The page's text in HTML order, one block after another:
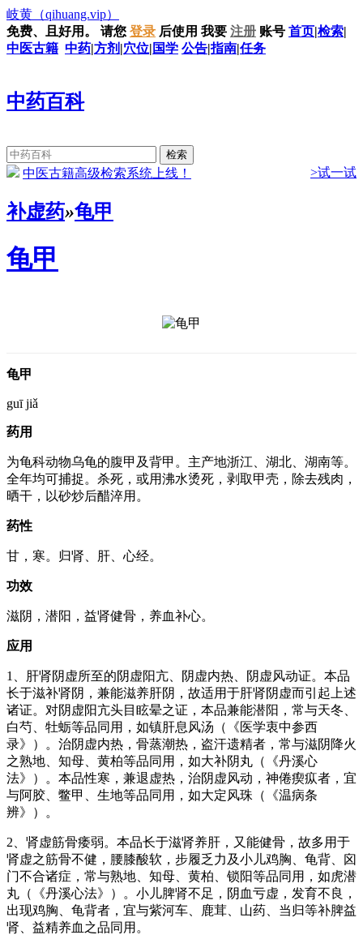
岐黄 （qihuang.vip）
免费、且好用。
请您 登录 后使用 我要 注册 账号 首页|检索|
中医古籍 中药|方剂 |穴位| 国学 公告|指南|任务
中药百科
中医古籍高级检索系统上线！ >试一试
补虚药»龟甲
龟甲
龟甲
guī jiǎ
药用
为龟科动物乌龟的腹甲及背甲。主产地浙江、湖北、湖南等。
全年均可捕捉。杀死，或用沸水烫死，剥取甲壳，除去残肉，
晒干，以砂炒后醋淬用。
药性
甘，寒。归肾、肝、心经。
功效
滋阴，潜阳，益肾健骨，养血补心。
应用
1、肝肾阴虚所至的阴虚阳亢、阴虚内热、阴虚风动证。本品
长于滋补肾阴，兼能滋养肝阴，故适用于肝肾阴虚而引起上述
诸证。对阴虚阳亢头目眩晕之证，本品兼能潜阳，常与天冬、
白芍、牡蛎等品同用，如镇肝息风汤（《医学衷中参西
录》）。治阴虚内热，骨蒸潮热，盗汗遗精者，常与滋阴降火
之熟地、知母、黄柏等品同用，如大补阴丸（《丹溪心
法》）。本品性寒，兼退虚热，治阴虚风动，神倦瘈疭者，宜
与阿胶、鳖甲、生地等品同用，如大定风珠（《温病条
辨》）。
2、肾虚筋骨痿弱。本品长于滋肾养肝，又能健骨，故多用于
肾虚之筋骨不健，腰膝酸软，步履乏力及小儿鸡胸、龟背、囟
门不合诸症，常与熟地、知母、黄柏、锁阳等品同用，如虎潜
丸（《丹溪心法》）。小儿脾肾不足，阴血亏虚，发育不良，
出现鸡胸、龟背者，宜与紫河车、鹿茸、山药、当归等补脾益
肾、益精养血之品同用。